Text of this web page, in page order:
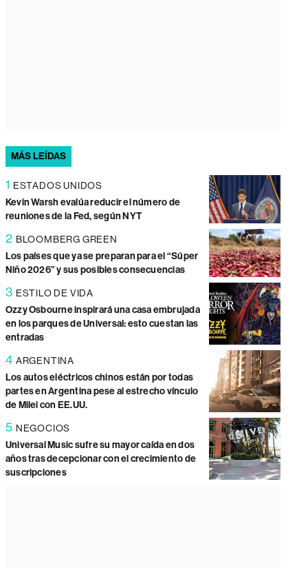
MÁS LEÍDAS
1 ESTADOS UNIDOS
Kevin Warsh evalúa reducir el número de
reuniones de la Fed, según NYT
2 BLOOMBERG GREEN
Los países que ya se preparan para el “Súper
Niño 2026” y sus posibles consecuencias
3 ESTILO DE VIDA
Ozzy Osbourne inspirará una casa embrujada
en los parques de Universal: esto cuestan las
entradas
4 ARGENTINA
Los autos eléctricos chinos están por todas
partes en Argentina pese al estrecho vínculo
de Milei con EE.UU.
5 NEGOCIOS
Universal Music sufre su mayor caída en dos
años tras decepcionar con el crecimiento de
suscripciones